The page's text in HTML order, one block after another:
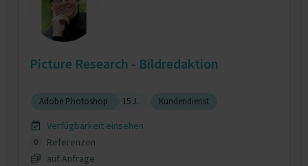
Picture Research - Bildredaktion
Adobe Photoshop 15 J. Kundendienst
Verfügbarkeit einsehen
0
Referenzen
auf Anfrage